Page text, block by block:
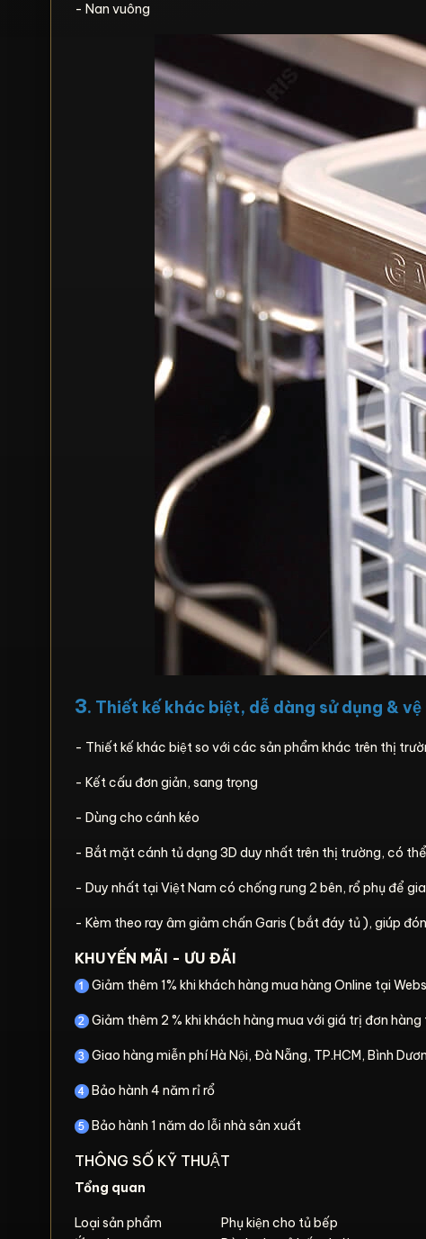
- Nan vuông
3. Thiết kế khác biệt, dễ dàng sử dụng & vệ
- Thiết kế khác biệt so với các sản phẩm khác trên thị
- Kết cấu đơn giản, sang trọng
- Dùng cho cánh kéo
- Bắt mặt cánh tủ dạng 3D duy nhất trên thị trường, có
- Duy nhất tại Việt Nam có chống rung 2 bên, rổ phụ để
- Kèm theo ray âm giảm chấn Garis ( bắt đáy tủ ), giúp
KHUYẾN MÃI - ƯU ĐÃI
Giảm thêm 1% khi khách hàng mua hàng Online tại
Giảm thêm 2 % khi khách hàng mua với giá trị đơn
Giao hàng miễn phí Hà Nội, Đà Nẵng, TP.HCM, Bình
Bảo hành 4 năm rỉ rổ
Bảo hành 1 năm do lỗi nhà sản xuất
THÔNG SỐ KỸ THUẬT
Tổng quan
Loại sản phẩm
Phụ kiện cho tủ bếp